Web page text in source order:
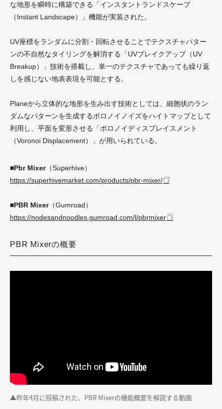
な地形を瞬時に構築できる「インスタントランドスケープ
（Instant Landscape）」機能が実装された。
UV座標をランダムに分割・回転させることでテクスチャパター
ンの不自然なタイリングを解消する「UVブレイクアップ（UV
Breakup）」技術を搭載し、単一のテクスチャであっても繰り返
しを感じない地表表現を可能とする。
Planeから立体的な地形を生み出す技術としては、細胞状のラン
ダムなパターンを生成するボロノイノイズをハイトマップとして
利用し、平面を変形させる「ボロノイディスプレイスメント
（Voronoi Displacement）」が用いられている。
■Pbr Mixer（Superhive）
https://superhivemarket.com/products/pbr-mixer/
■PBR Mixer（Gumroad）
https://nodesandnoodles.gumroad.com/l/pbrmixer
PBR Mixerの概要
▲昨年4月に投稿された、PBR Mixerの機能概要を解説する動画